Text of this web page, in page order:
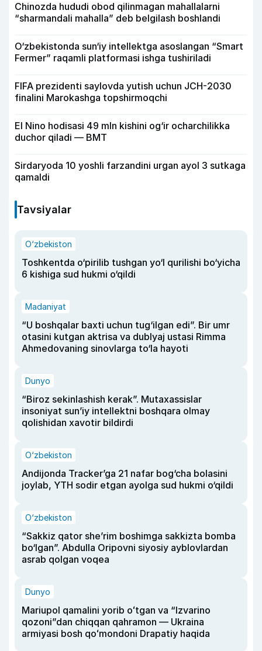
Chinozda hududi obod qilinmagan mahallalarni
“sharmandali mahalla” deb belgilash boshlandi
O‘zbekistonda sun‘iy intellektga asoslangan “Smart
Fermer” raqamli platformasi ishga tushiriladi
FIFA prezidenti saylovda yutish uchun JCH-2030
finalini Marokashga topshirmoqchi
El Nino hodisasi 49 mln kishini og‘ir ocharchilikka
duchor qiladi — BMT
Sirdaryoda 10 yoshli farzandini urgan ayol 3 sutkaga
qamaldi
Tavsiyalar
O‘zbekiston
Toshkentda o‘pirilib tushgan yo‘l qurilishi bo‘yicha
6 kishiga sud hukmi o‘qildi
Madaniyat
“U boshqalar baxti uchun tug‘ilgan edi”. Bir umr
otasini kutgan aktrisa va dublyaj ustasi Rimma
Ahmedovaning sinovlarga to‘la hayoti
Dunyo
“Biroz sekinlashish kerak”. Mutaxassislar
insoniyat sun’iy intellektni boshqara olmay
qolishidan xavotir bildirdi
O‘zbekiston
Andijonda Tracker’ga 21 nafar bog‘cha bolasini
joylab, YTH sodir etgan ayolga sud hukmi o‘qildi
O‘zbekiston
“Sakkiz qator she’rim boshimga sakkizta bomba
bo‘lgan”. Abdulla Oripovni siyosiy ayblovlardan
asrab qolgan voqea
Dunyo
Mariupol qamalini yorib oʻtgan va “Izvarino
qozoni”dan chiqqan qahramon — Ukraina
armiyasi bosh qoʻmondoni Drapatiy haqida